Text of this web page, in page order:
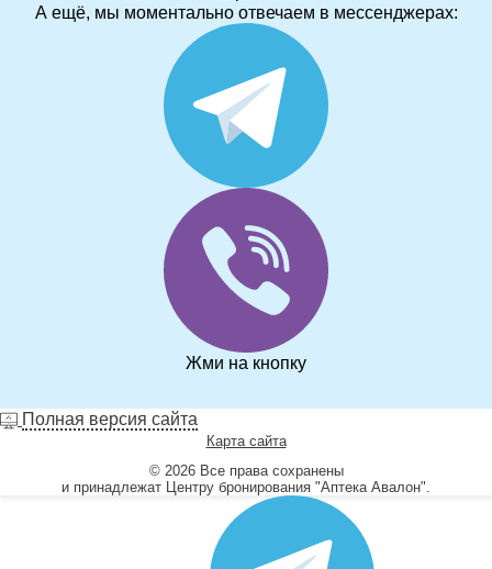
А ещё, мы моментально отвечаем в мессенджерах:
Жми на кнопку
Полная версия сайта
Карта сайта
© 2026 Все права сохранены
и принадлежат Центру бронирования "Аптека Авалон".